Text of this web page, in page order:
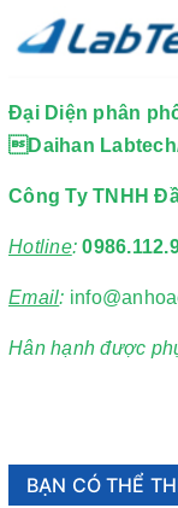
Đại Diện phân
Daihan
Công Ty TNHH
Hotline:
Email:
Hân hạnh được
BẠN CÓ THỂ